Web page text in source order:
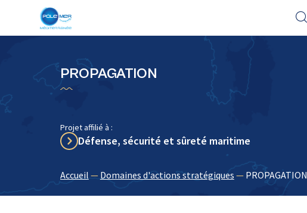
PROPAGATION
Projet affilié à :
Défense, sécurité et sûreté maritime
Accueil — Domaines d'actions stratégiques — PROPAGATION
Panneau de gestion des cookies